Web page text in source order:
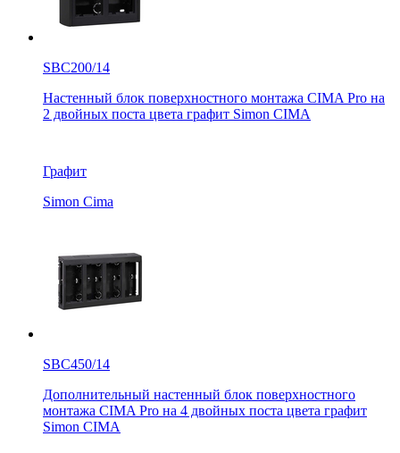
SBC200/14
Настенный блок поверхностного монтажа CIMA Pro на
2 двойных поста цвета графит Simon CIMA
Графит
Simon Cima
SBC450/14
Дополнительный настенный блок поверхностного
монтажа CIMA Pro на 4 двойных поста цвета графит
Simon CIMA